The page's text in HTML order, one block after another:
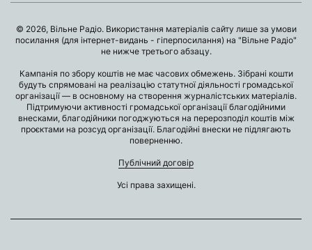
© 2026, Вільне Радіо. Використання матеріалів сайту лише за умови
посилання (для інтернет-видань - гіперпосилання) на "Вільне Радіо"
не нижче третього абзацу.
Кампанія по збору коштів не має часових обмежень. Зібрані кошти
будуть спрямовані на реалізацію статутної діяльності громадської
організації — в основному на створення журналістських матеріалів.
Підтримуючи активності громадської організації благодійними
внесками, благодійники погоджуються на перерозподіл коштів між
проєктами на розсуд організації. Благодійні внески не підлягають
поверненню.
Публічний договір
Усі права захищені.